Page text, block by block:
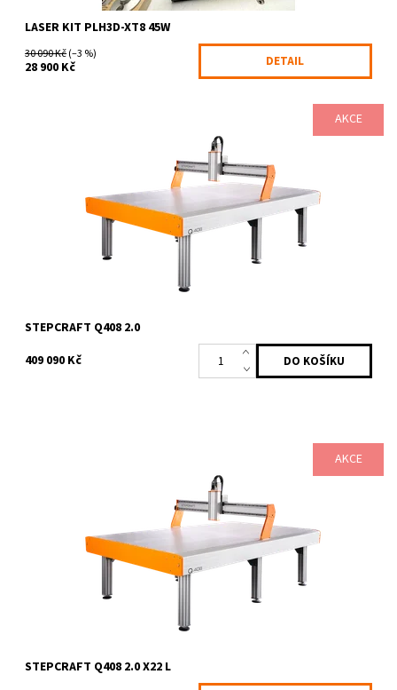
LASER KIT PLH3D-XT8 45W
30 090 Kč(–3 %)
28 900 Kč DETAIL
AKCE
STEPCRAFT Q408 nastavuje nové standardy v počítačem řízené
kusové i hromadné výrobě. Výkonný CNC systém v sobě spojuje
495
STEPCRAFT
STEPCRAFT Q408 2.0
409 090 Kč
AKCE
STEPCRAFT Q408 nastavuje nové standardy v počítačem řízené
kusové i hromadné výrobě. Výkonný CNC systém v sobě spojuje
2238/230
STEPCRAFT
STEPCRAFT Q408 2.0 X22 L